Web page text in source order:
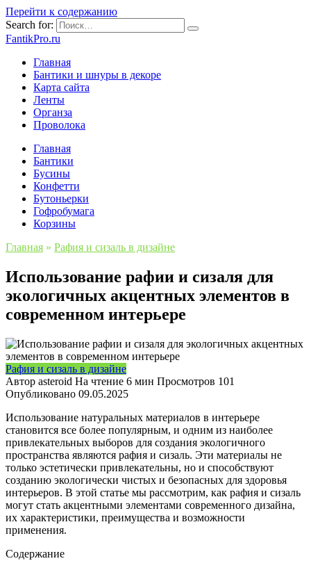
Перейти к содержанию
Search for:
FantikPro.ru
Главная
Бантики и шнуры в декоре
Карта сайта
Ленты
Органза
Проволока
Главная
Бантики
Бусины
Конфетти
Бутоньерки
Гофробумага
Корзины
Главная » Рафия и сизаль в дизайне
Использование рафии и сизаля для
экологичных акцентных элементов в
современном интерьере
Рафия и сизаль в дизайне
Автор asteroid На чтение 6 мин Просмотров 101
Опубликовано 09.05.2025
Использование натуральных материалов в интерьере
становится все более популярным, и одним из наиболее
привлекательных выборов для создания экологичного
пространства являются рафия и сизаль. Эти материалы не
только эстетически привлекательны, но и способствуют
созданию экологически чистых и безопасных для здоровья
интерьеров. В этой статье мы рассмотрим, как рафия и сизаль
могут стать акцентными элементами современного дизайна,
их характеристики, преимущества и возможности
применения.
Содержание